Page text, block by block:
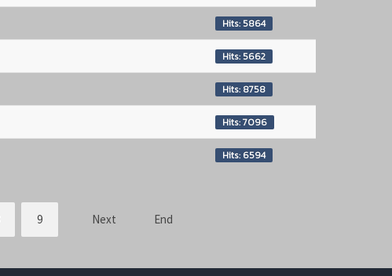
Hits: 5864
Hits: 5662
Hits: 8758
Hits: 7096
Hits: 6594
9 Next End